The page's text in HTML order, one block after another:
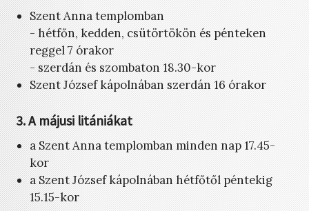
Szent Anna templomban
- hétfőn, kedden, csütörtökön és pénteken
reggel 7 órakor
- szerdán és szombaton 18.30-kor
Szent József kápolnában szerdán 16 órakor
3. A májusi litániákat
a Szent Anna templomban minden nap 17.45-
kor
a Szent József kápolnában hétfőtől péntekig
15.15-kor